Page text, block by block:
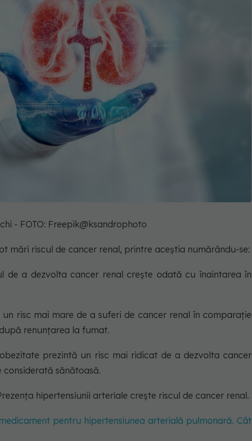
- FOTO: Freepik@ksandrophoto
mări riscul de cancer renal, printre aceștia numărându-se:
de a dezvolta cancer renal crește odată cu înaintarea în
risc mai mare de a suferi de cancer renal în comparație
renunțarea la fumat.
prezintă un risc mai ridicat de a dezvolta cancer
sănătoasă.
hipertensiunii arteriale crește riscul de cancer renal.
pentru hipertensiunea arterială pulmonară. Cât